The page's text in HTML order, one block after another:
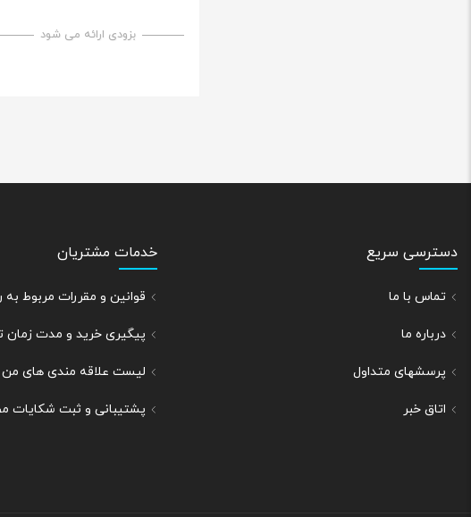
بزودی ارائه می شود
دسترسی سریع
تماس با ما
درباره ما
پرسشهای متداول
اتاق خبر
خدمات مشتریان
قوانین و مقررات مربوط
پیگیری خرید و مدت زمان
لیست علاقه مندی های من
پشتیبانی و ثبت شکایات